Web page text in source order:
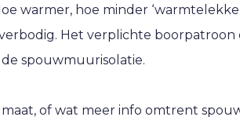
warmer, hoe minder
Het verplichte boorpatroon
spouwmuurisolatie.
of wat meer info omtrent